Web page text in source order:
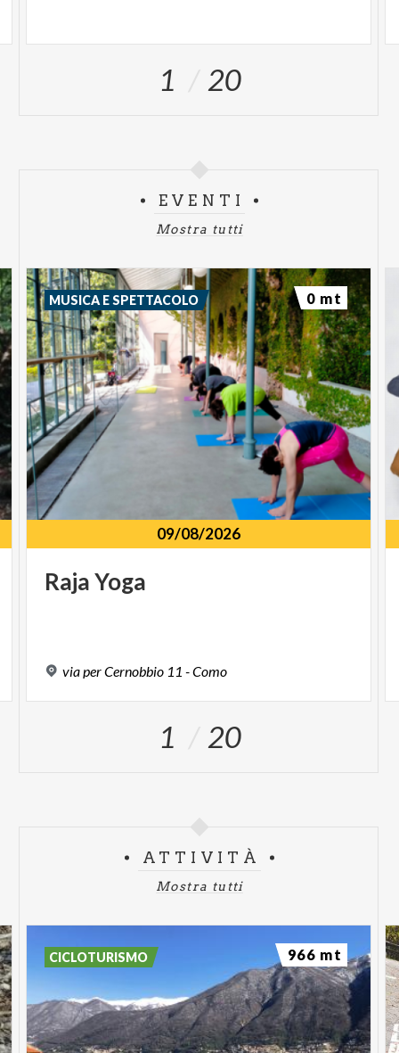
1 20
EVENTI
Mostra tutti
09/08/2026
RajaYoga
viaperCernobbio 11 -Como
MUSICA E SPETTACOLO 0 mt
1 20
ATTIVITÀ
Mostra tutti
CICLOTURISMO 966 mt